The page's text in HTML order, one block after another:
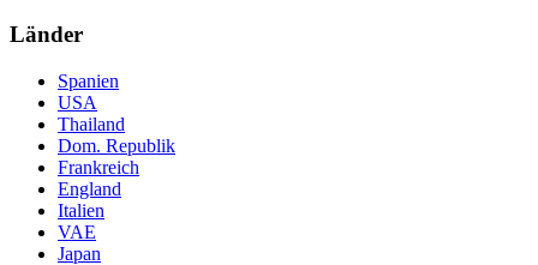
Länder
Spanien
USA
Thailand
Dom. Republik
Frankreich
England
Italien
VAE
Japan